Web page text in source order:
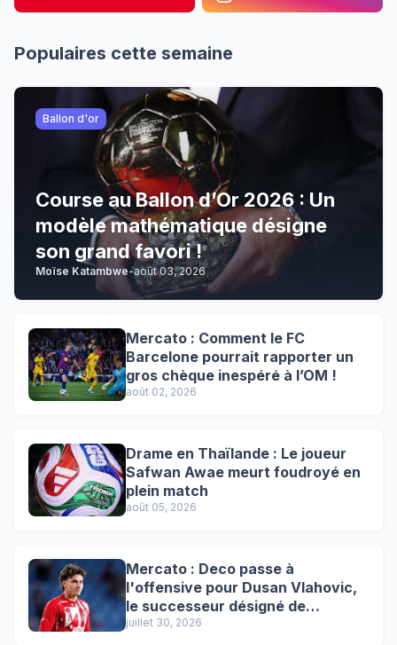
Populaires cette semaine
Ballon d'or
Course au Ballon d’Or 2026 : Un
modèle mathématique désigne
son grand favori !
Moïse Katambwe-août 03, 2026
Mercato : Comment le FC
Barcelone pourrait rapporter un
gros chèque inespéré à l’OM !
août 02, 2026
Drame en Thaïlande : Le joueur
Safwan Awae meurt foudroyé en
plein match
août 05, 2026
Mercato : Deco passe à
l'offensive pour Dusan Vlahovic,
le successeur désigné de
Lewandowski !
juillet 30, 2026